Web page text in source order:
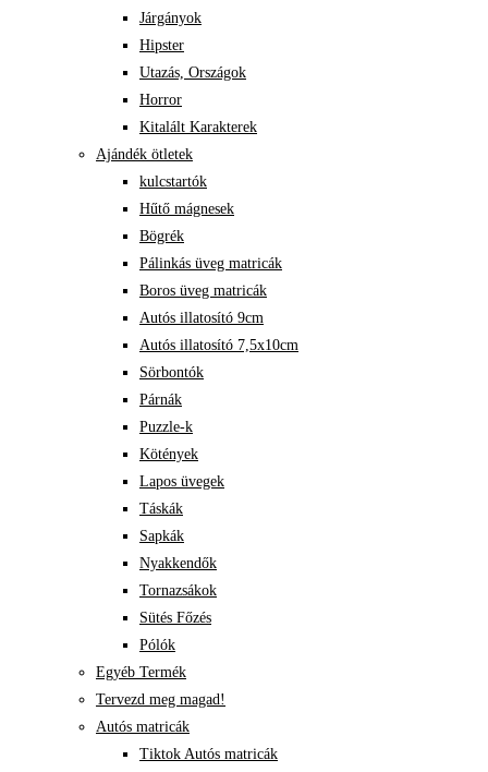
Járgányok
Hipster
Utazás, Országok
Horror
Kitalált Karakterek
Ajándék ötletek
kulcstartók
Hűtő mágnesek
Bögrék
Pálinkás üveg matricák
Boros üveg matricák
Autós illatosító 9cm
Autós illatosító 7,5x10cm
Sörbontók
Párnák
Puzzle-k
Kötények
Lapos üvegek
Táskák
Sapkák
Nyakkendők
Tornazsákok
Sütés Főzés
Pólók
Egyéb Termék
Tervezd meg magad!
Autós matricák
Tiktok Autós matricák